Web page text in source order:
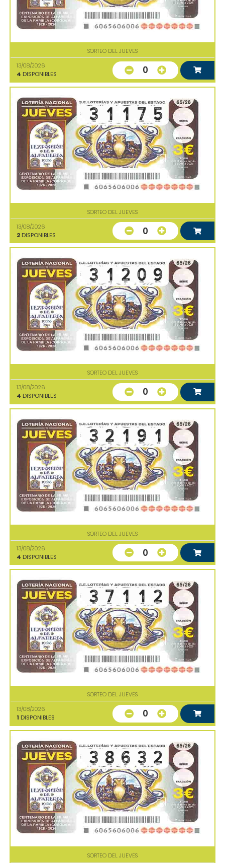
SORTEO DEL JUEVES
13/08/2026
4 DISPONIBLES 0
SORTEO DEL JUEVES
13/08/2026
2 DISPONIBLES 0
SORTEO DEL JUEVES
13/08/2026
4 DISPONIBLES 0
SORTEO DEL JUEVES
13/08/2026
4 DISPONIBLES 0
SORTEO DEL JUEVES
13/08/2026
1 DISPONIBLES 0
SORTEO DEL JUEVES